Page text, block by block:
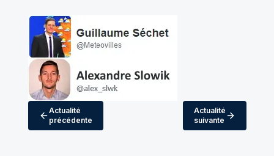
Actualité
précédente
Actualité
suivante